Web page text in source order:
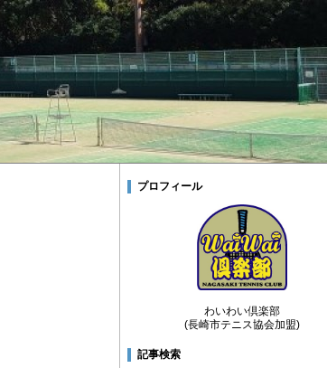
プロフィール
わいわい倶楽部
(長崎市テニス協会加盟)
記事検索